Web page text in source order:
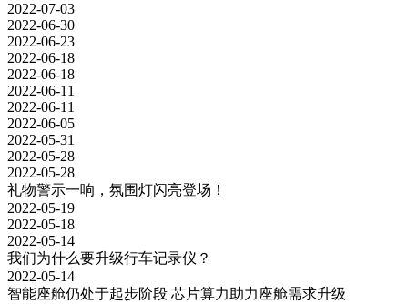
2022-07-03
2022-06-30
2022-06-23
2022-06-18
2022-06-18
2022-06-11
2022-06-11
2022-06-05
2022-05-31
2022-05-28
2022-05-28
礼物警示一响，氛围灯闪亮登场！
2022-05-19
2022-05-18
2022-05-14
我们为什么要升级行车记录仪？
2022-05-14
智能座舱仍处于起步阶段 芯片算力助力座舱需求升级